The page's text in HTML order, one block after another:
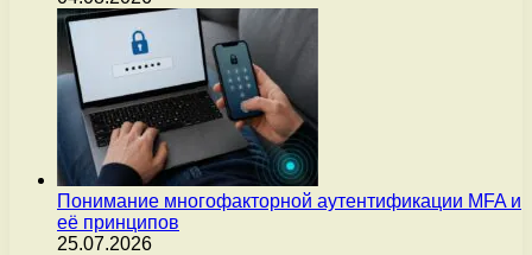
Понимание многофакторной аутентификации MFA и
её принципов
25.07.2026